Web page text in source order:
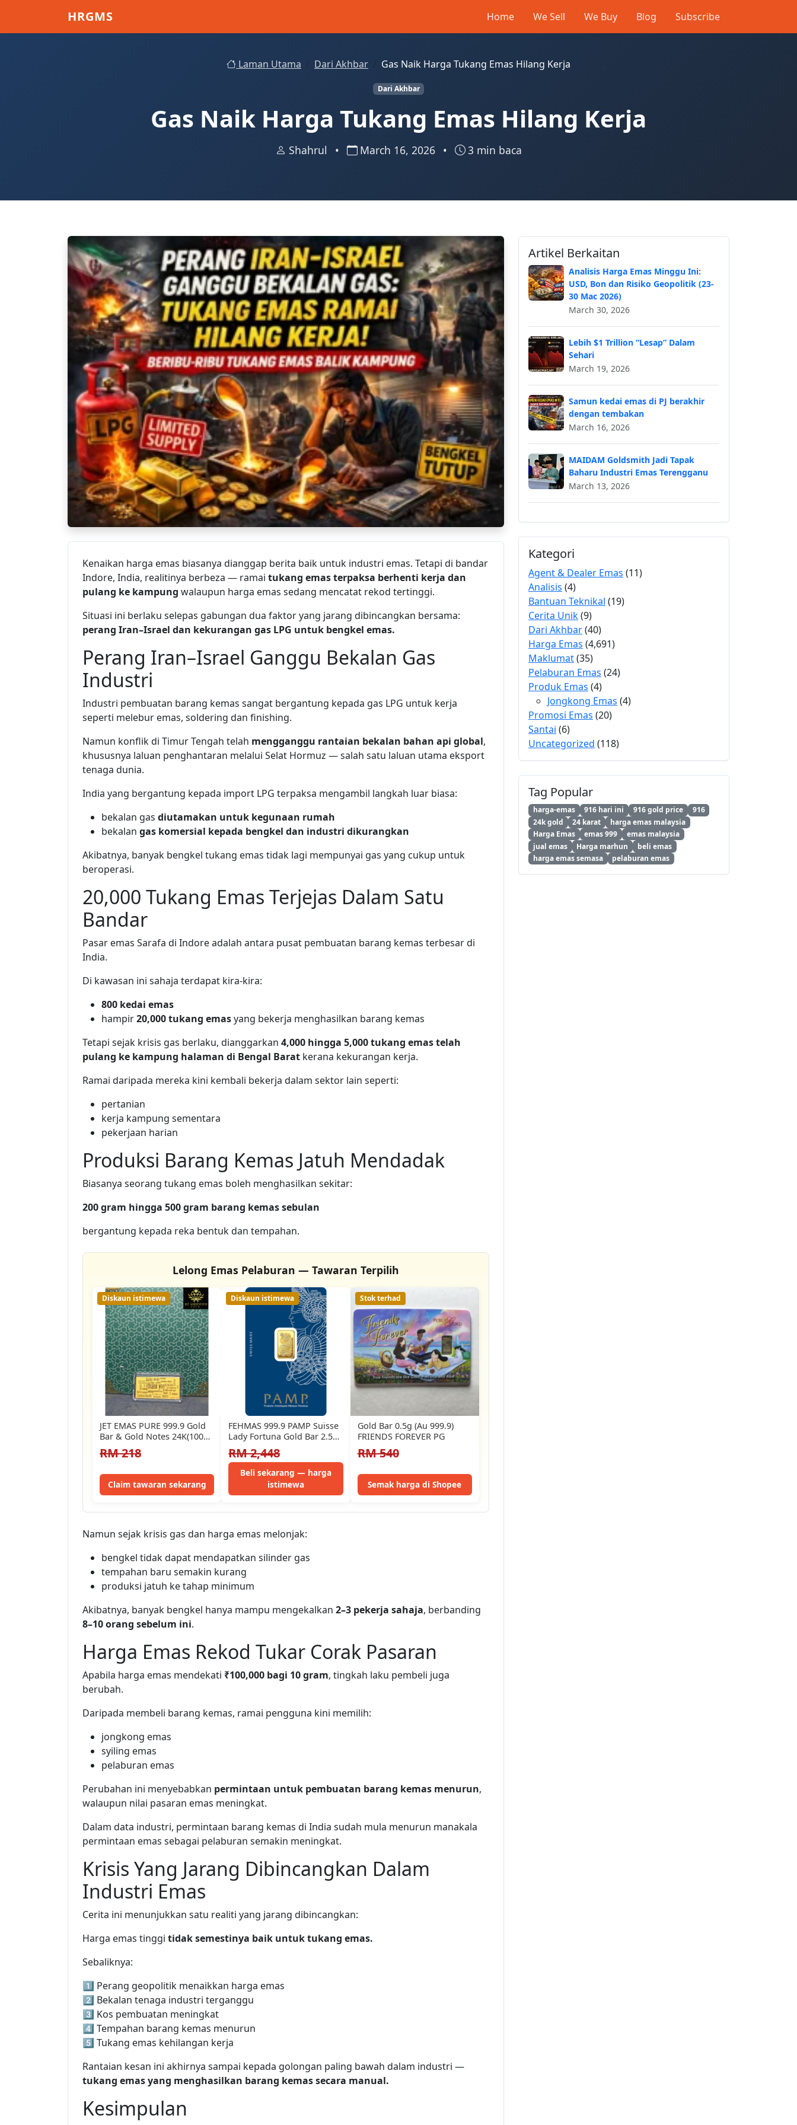
HRGMS Home We Sell We Buy Blog Subscribe
Laman Utama Dari Akhbar Gas Naik Harga Tukang Emas Hilang Kerja
Dari Akhbar
Gas Naik Harga Tukang Emas Hilang Kerja
Shahrul • March 16, 2026 • 3 min baca
Kenaikan harga emas biasanya dianggap berita baik untuk industri emas. Tetapi di bandar
Indore, India, realitinya berbeza — ramai tukang emas terpaksa berhenti kerja dan
pulang ke kampung walaupun harga emas sedang mencatat rekod tertinggi.
Situasi ini berlaku selepas gabungan dua faktor yang jarang dibincangkan bersama:
perang Iran–Israel dan kekurangan gas LPG untuk bengkel emas.
Perang Iran–Israel Ganggu Bekalan Gas
Industri
Industri pembuatan barang kemas sangat bergantung kepada gas LPG untuk kerja
seperti melebur emas, soldering dan finishing.
Namun konflik di Timur Tengah telah mengganggu rantaian bekalan bahan api global,
khususnya laluan penghantaran melalui Selat Hormuz — salah satu laluan utama eksport
tenaga dunia.
India yang bergantung kepada import LPG terpaksa mengambil langkah luar biasa:
bekalan gas diutamakan untuk kegunaan rumah
bekalan gas komersial kepada bengkel dan industri dikurangkan
Akibatnya, banyak bengkel tukang emas tidak lagi mempunyai gas yang cukup untuk
beroperasi.
20,000 Tukang Emas Terjejas Dalam Satu
Bandar
Pasar emas Sarafa di Indore adalah antara pusat pembuatan barang kemas terbesar di
India.
Di kawasan ini sahaja terdapat kira-kira:
800 kedai emas
hampir20,000 tukang emasyang bekerja menghasilkan barang kemas
Tetapi sejak krisis gas berlaku, dianggarkan 4,000 hingga 5,000 tukang emas telah
pulang ke kampung halaman di Bengal Barat kerana kekurangan kerja.
Ramai daripada mereka kini kembali bekerja dalam sektor lain seperti:
pertanian
kerja kampung sementara
pekerjaan harian
Produksi Barang Kemas Jatuh Mendadak
Biasanya seorang tukang emas boleh menghasilkan sekitar:
200 gram hingga 500 gram barang kemas sebulan
bergantung kepada reka bentuk dan tempahan.
Lelong Emas Pelaburan — Tawaran Terpilih
Diskaun istimewa
JET EMAS PURE 999.9 Gold
Bar & Gold Notes 24K(100%
Authentic Gold)…
RM 218
Claim tawaran sekarang
Diskaun istimewa
FEHMAS 999.9 PAMP Suisse
Lady Fortuna Gold Bar 2.5g
Emas Lady Fortuna…
RM 2,448
Beli sekarang — harga
istimewa
Stok terhad
Gold Bar 0.5g (Au 999.9)
FRIENDS FOREVER PG
RM 540
Semak harga di Shopee
Namun sejak krisis gas dan harga emas melonjak:
bengkel tidak dapat mendapatkan silinder gas
tempahan baru semakin kurang
produksi jatuh ke tahap minimum
Akibatnya, banyak bengkel hanya mampu mengekalkan 2–3 pekerja sahaja, berbanding
8–10 orang sebelum ini.
Harga Emas Rekod Tukar Corak Pasaran
Apabila harga emas mendekati ₹100,000 bagi 10 gram, tingkah laku pembeli juga
berubah.
Daripada membeli barang kemas, ramai pengguna kini memilih:
jongkong emas
syiling emas
pelaburan emas
Perubahan ini menyebabkan permintaan untuk pembuatan barang kemas menurun,
walaupun nilai pasaran emas meningkat.
Dalam data industri, permintaan barang kemas di India sudah mula menurun manakala
permintaan emas sebagai pelaburan semakin meningkat.
Krisis Yang Jarang Dibincangkan Dalam
Industri Emas
Cerita ini menunjukkan satu realiti yang jarang dibincangkan:
Harga emas tinggi tidak semestinya baik untuk tukang emas.
Sebaliknya:
1️⃣ Perang geopolitik menaikkan harga emas
2️⃣ Bekalan tenaga industri terganggu
3️⃣ Kos pembuatan meningkat
4️⃣ Tempahan barang kemas menurun
5️⃣ Tukang emas kehilangan kerja
Rantaian kesan ini akhirnya sampai kepada golongan paling bawah dalam industri —
tukang emas yang menghasilkan barang kemas secara manual.
Kesimpulan
Artikel Berkaitan
Analisis Harga Emas Minggu Ini:
USD, Bon dan Risiko Geopolitik (23-
30 Mac 2026)
March 30, 2026
Lebih $1 Trillion “Lesap” Dalam
Sehari
March 19, 2026
Samun kedai emas di PJ berakhir
dengan tembakan
March 16, 2026
MAIDAM Goldsmith Jadi Tapak
Baharu Industri Emas Terengganu
March 13, 2026
Kategori
Agent & Dealer Emas (11)
Analisis (4)
Bantuan Teknikal (19)
Cerita Unik(9)
Dari Akhbar(40)
Harga Emas (4,691)
Maklumat(35)
Pelaburan Emas (24)
Produk Emas (4)
Jongkong Emas (4)
Promosi Emas (20)
Santai (6)
Uncategorized (118)
Tag Popular
harga-emas 916 hari ini 916 gold price
916
24k gold
24 karat
harga emas malaysia
Harga Emas
emas 999
emas malaysia
jual emas
Harga marhun
beli emas
harga emas semasa
pelaburan emas